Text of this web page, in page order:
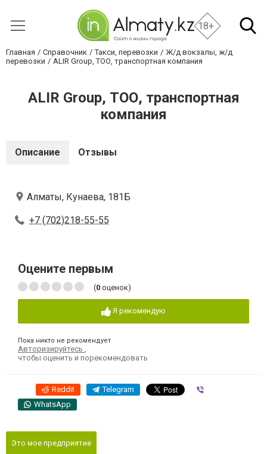
18+
Главная Справочник Такси, перевозки
Ж/д вокзалы, ж/д
перевозки
ALIR Group, ТОО, транспортная компания
ALIR Group, ТОО, транспортная
компания
Описание Отзывы
Алматы, Кунаева, 181Б
+7 (702)218-55-55
Оцените первым
(0 оценок)
Я рекомендую
Пока никто не рекомендует
Авторизируйтесь
чтобы оценить и порекомендовать
Reddit Telegram
WhatsApp
Это мое предприятие